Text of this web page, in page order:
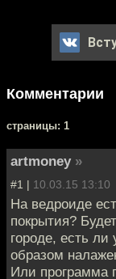
Комментарии
cтраницы: 1
artmoney »
#1 | 10.03.15 13:10
На ведроиде
покрытия?
городе, есть
образом
Или программа